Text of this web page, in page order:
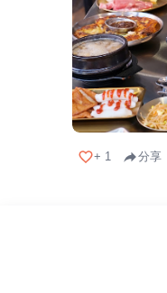
+ 1 分享